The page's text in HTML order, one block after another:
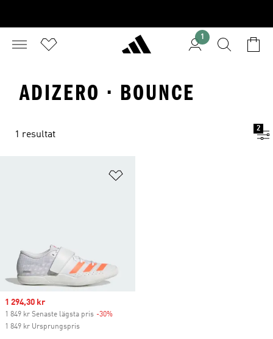
1
ADIZERO · BOUNCE
1 resultat
2
Sale price
1 294,30 kr
1 849 kr Senaste lägsta pris -30%
1 849 kr Ursprungspris